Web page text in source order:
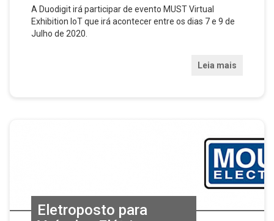
A Duodigit irá participar de evento MUST Virtual
Exhibition IoT que irá acontecer entre os dias 7 e 9 de
Julho de 2020.
Leia mais
Eletroposto para